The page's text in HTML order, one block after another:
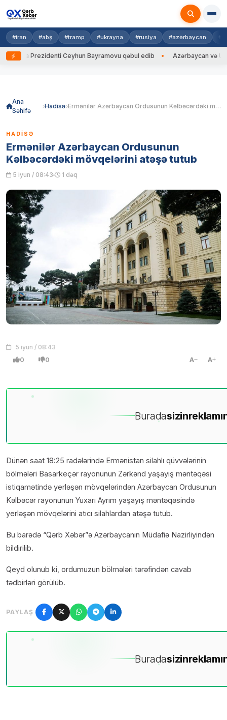
#iran #abş #tramp #ukrayna #rusiya #azərbaycan
Prezidenti Ceyhun Bayramovu qəbul edib Azərbaycan və Ukrayna
Ana
Səhifə
Hadisə Ermənilər Azərbaycan Ordusunun Kəlbəcərdəki mövqelərini atəşə tutub
HADISƏ
Ermənilər Azərbaycan Ordusunun
Kəlbəcərdəki mövqelərini atəşə tutub
5 iyun / 08:43 1 dəq
5 iyun / 08:43
0 0 A A
Buradasizin
Dünən saat 18:25 radələrində Ermənistan silahlı qüvvələrinin
bölmələri Basarkeçər rayonunun Zərkənd yaşayış məntəqəsi
istiqamətində yerləşən mövqelərindən Azərbaycan Ordusunun
Kəlbəcər rayonunun Yuxarı Ayrım yaşayış məntəqəsində
yerləşən mövqelərini atıcı silahlardan atəşə tutub.
Bu barədə “Qərb Xəbər”ə Azərbaycanın Müdafiə Nazirliyindən
bildirilib.
Qeyd olunub ki, ordumuzun bölmələri tərəfindən cavab
tədbirləri görülüb.
PAYLAŞ
Buradasizin